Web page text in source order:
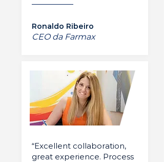
Ronaldo Ribeiro
CEO da Farmax
“Excellent collaboration,
great experience. Process